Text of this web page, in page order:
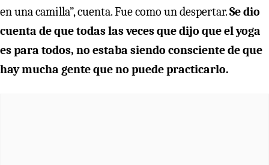
en una camilla”, cuenta. Fue como un despertar.Se dio
cuenta de que todas las veces que dijo que el yoga
es para todos, no estaba siendo consciente de que
hay mucha gente que no puede practicarlo.